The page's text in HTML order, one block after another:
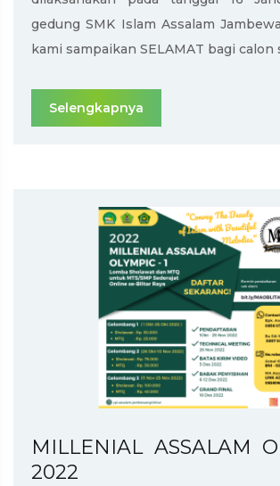
gedung SMK Islam Assalam
kami sampaikan SELAMAT bagi calon
Selengkapnya
MILLENIAL ASSALAM
2022